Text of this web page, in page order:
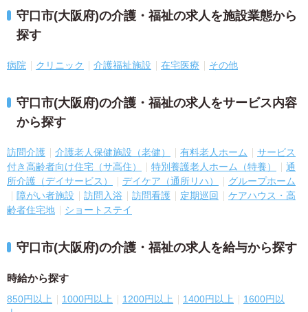
守口市(大阪府)の介護・福祉の求人を施設業態から
探す
病院 クリニック 介護福祉施設 在宅医療 その他
守口市(大阪府)の介護・福祉の求人をサービス内容
から探す
訪問介護 介護老人保健施設（老健） 有料老人ホーム
サービス
付き高齢者向け住宅（サ高住）
特別養護老人ホーム（特養）
通
所介護（デイサービス）
デイケア（通所リハ）
グループホーム
障がい者施設
訪問入浴 訪問看護 定期巡回
ケアハウス・高
齢者住宅地
ショートステイ
守口市(大阪府)の介護・福祉の求人を給与から探す
時給から探す
850円以上 1000円以上 1200円以上 1400円以上
1600円以